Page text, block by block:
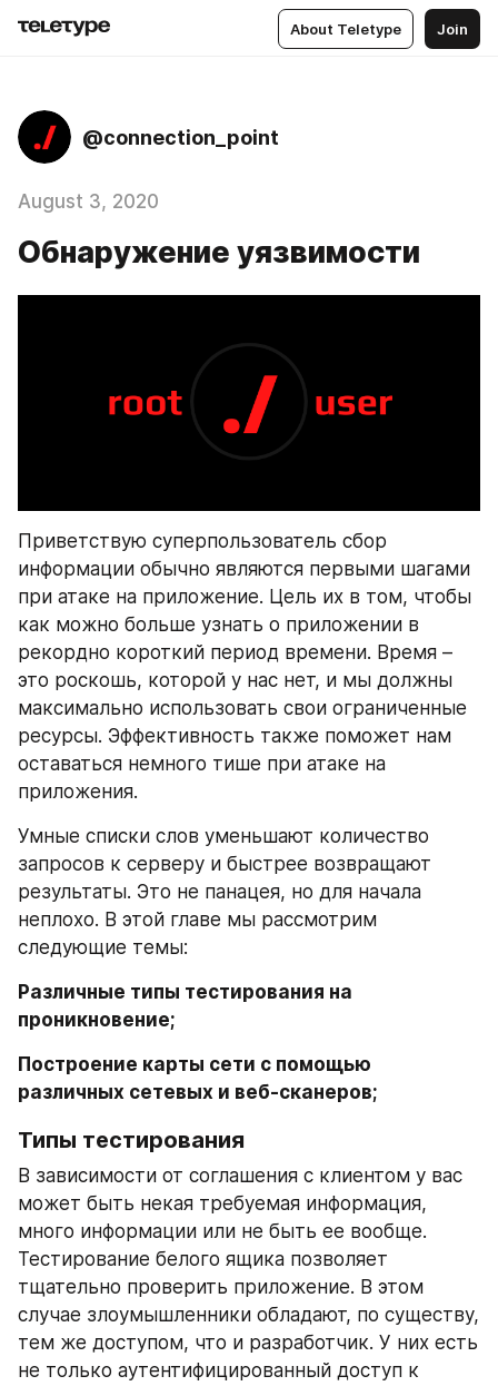
About Teletype Join
@connection_point
August 3, 2020
Обнаружение уязвимости
Приветствую суперпользователь сбор
информации обычно являются первыми шагами
при атаке на приложение. Цель их в том, чтобы
как можно больше узнать о приложении в
рекордно короткий период времени. Время –
это роскошь, которой у нас нет, и мы должны
максимально использовать свои ограниченные
ресурсы. Эффективность также поможет нам
оставаться немного тише при атаке на
приложения.
Умные списки слов уменьшают количество
запросов к серверу и быстрее возвращают
результаты. Это не панацея, но для начала
неплохо. В этой главе мы рассмотрим
следующие темы:
Различные типы тестирования на
проникновение;
Построение карты сети с помощью
различных сетевых и веб-сканеров;
Типы тестирования
В зависимости от соглашения с клиентом у вас
может быть некая требуемая информация,
много информации или не быть ее вообще.
Тестирование белого ящика позволяет
тщательно проверить приложение. В этом
случае злоумышленники обладают, по существу,
тем же доступом, что и разработчик. У них есть
не только аутентифицированный доступ к